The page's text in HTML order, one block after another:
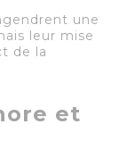
une
leur mise
de la
et